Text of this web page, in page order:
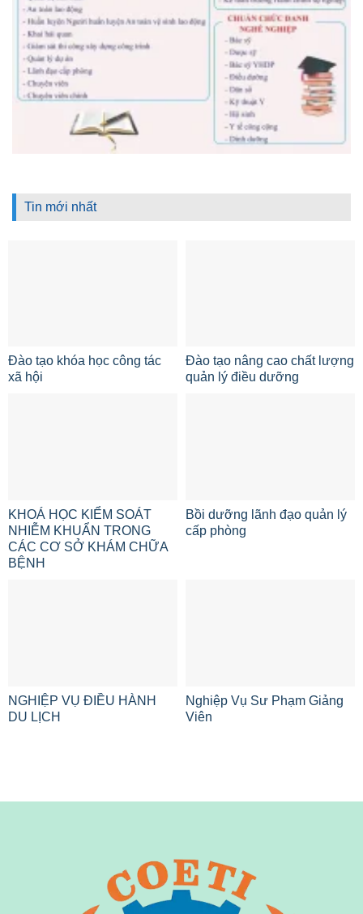
Tin mới nhất
Đào tạo khóa học công tác
xã hội
Đào tạo nâng cao chất lượng
quản lý điều dưỡng
KHOÁ HỌC KIỂM SOÁT
NHIỄM KHUẨN TRONG
CÁC CƠ SỞ KHÁM CHỮA
BỆNH
Bồi dưỡng lãnh đạo quản lý
cấp phòng
NGHIỆP VỤ ĐIỀU HÀNH
DU LỊCH
Nghiệp Vụ Sư Phạm Giảng
Viên